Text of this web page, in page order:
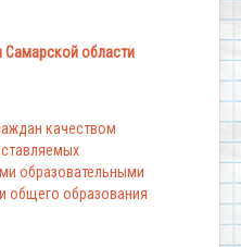
Самарской области
качеством
образовательными
общего образования